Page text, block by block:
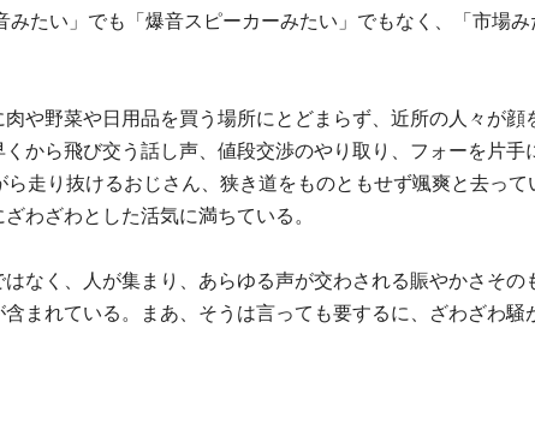
たい」でも「爆音スピーカーみたい」でもなく、「市場み
や野菜や日用品を買う場所にとどまらず、近所の人々が顔
から飛び交う話し声、値段交渉のやり取り、フォーを片手
走り抜けるおじさん、狭き道をものともせず颯爽と去って
わざわとした活気に満ちている。
なく、人が集まり、あらゆる声が交わされる賑やかさその
まれている。まあ、そうは言っても要するに、ざわざわ騒